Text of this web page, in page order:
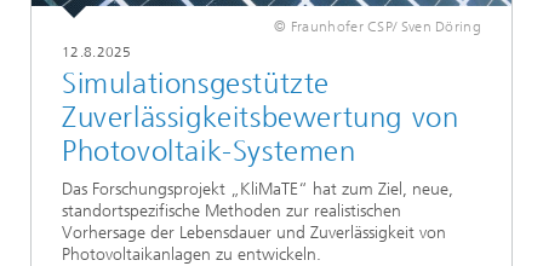
© Fraunhofer CSP/ Sven Döring
12.8.2025
Simulationsgestützte
Zuverlässigkeitsbewertung von
Photovoltaik-Systemen
Das Forschungsprojekt „KliMaTE“ hat zum Ziel, neue,
standortspezifische Methoden zur realistischen
Vorhersage der Lebensdauer und Zuverlässigkeit von
Photovoltaikanlagen zu entwickeln.